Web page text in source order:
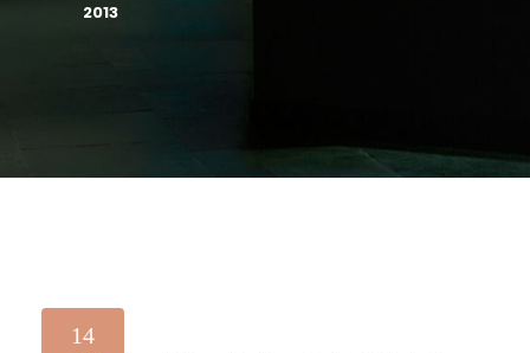
2013
14